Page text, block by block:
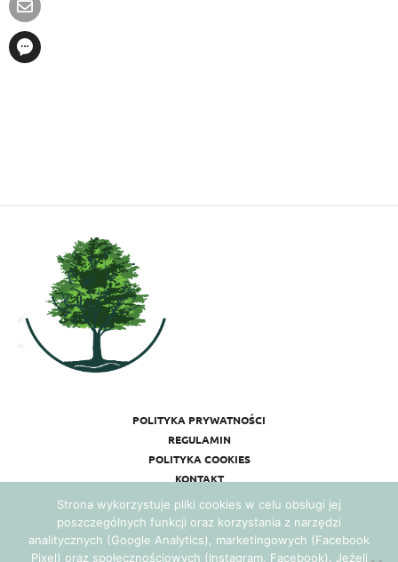
POLITYKA PRYWATNOŚCI
REGULAMIN
POLITYKA COOKIES
KONTAKT
Strona wykorzystuje pliki cookies w celu obsługi jej
poszczególnych funkcji oraz korzystania z narzędzi
analitycznych (Google Analytics), marketingowych (Facebook
Pixel) oraz społecznościowych (Instagram, Facebook). Jeżeli